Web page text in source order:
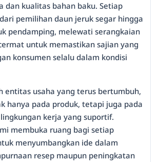
dan kualitas bahan baku. Setiap
pemilihan daun jeruk segar hingga
pendamping, melewati serangkaian
untuk memastikan sajian yang
konsumen selalu dalam kondisi
entitas usaha yang terus bertumbuh,
hanya pada produk, tetapi juga pada
kerja yang suportif.
membuka ruang bagi setiap
menyumbangkan ide dalam
resep maupun peningkatan